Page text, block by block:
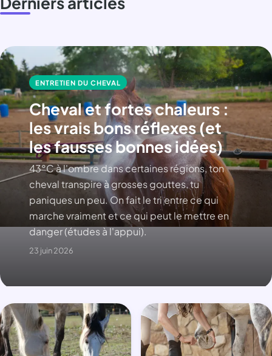
ENTRETIEN DU CHEVAL
Cheval et fortes chaleurs :
les vrais bons réflexes (et
les fausses bonnes idées)
43°C à l'ombre dans certaines régions, ton
cheval transpire à grosses gouttes, tu
paniques un peu. On fait le tri entre ce qui
marche vraiment et ce qui peut le mettre en
danger (études à l'appui).
23 juin 2026